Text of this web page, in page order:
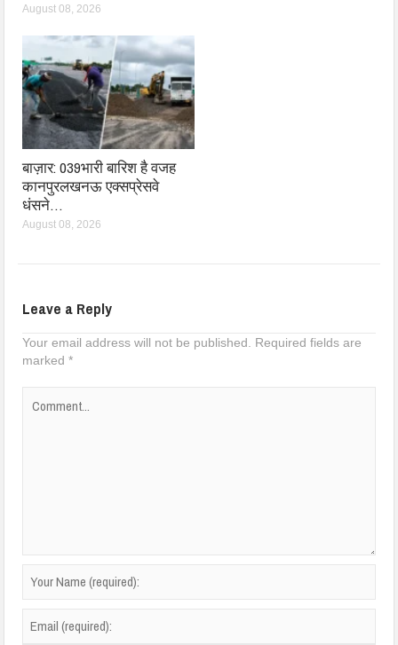
August 08, 2026
बाज़ार: 039भारी बारिश है वजह
कानपुरलखनऊ एक्सप्रेसवे
धंसने…
August 08, 2026
Leave a Reply
Your email address will not be published.
Required fields are
marked*